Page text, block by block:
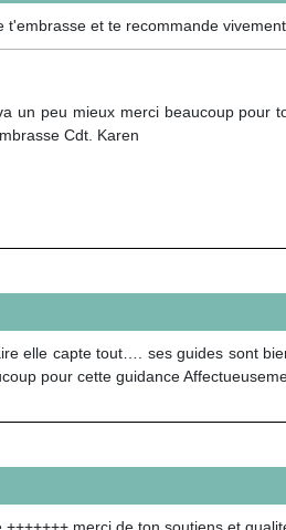
et te recommande
un peu mieux merci beaucoup pour
Cdt. Karen
elle capte tout…. ses guides sont
pour cette guidance